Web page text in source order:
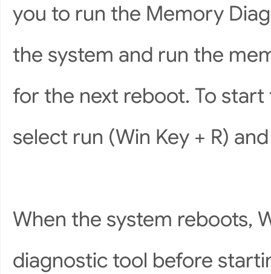
you to run the Memory
the system and run the
for the next reboot. To
select run (Win Key + R)
When the system reboots,
diagnostic tool before